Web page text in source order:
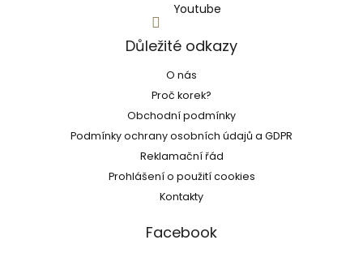
Youtube
Důležité odkazy
O nás
Proč korek?
Obchodní podmínky
Podmínky ochrany osobních údajů a GDPR
Reklamační řád
Prohlášení o použití cookies
Kontakty
Facebook